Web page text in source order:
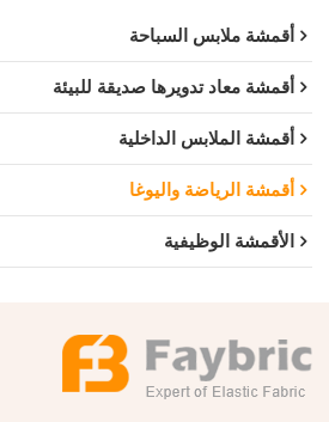
أقمشة ملابس السباحة
أقمشة معاد تدويرها صديقة للبيئة
أقمشة الملابس الداخلية
أقمشة الرياضة واليوغا
الأقمشة الوظيفية